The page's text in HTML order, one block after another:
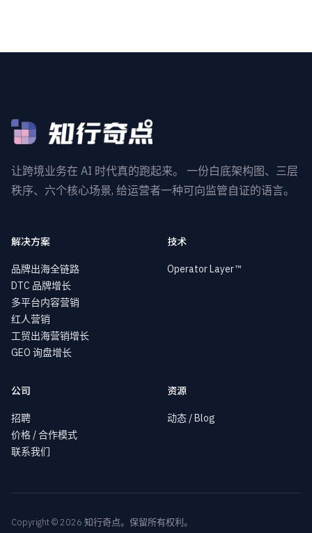
让跨境业务在 AI 时代真的跑起来。 一份白底架构图、三层
秩序、六个核心场景, 给运营者一种可向监管自证的语言。
解决方案
品牌出海全链路
DTC 品牌增长
多平台内容营销
红人营销
工贸出海营销增长
GEO 询盘增长
技术
Operator Layer™
公司
招聘
价格 / 合作模式
联系我们
资源
动态 / Blog
Copyright © 2026 知行奇点。保留所有权利。